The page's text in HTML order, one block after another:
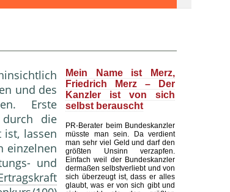
und des
Erste
durch die
ist, lassen
einzelnen
und
Mein Name ist Merz,
Friedrich Merz – Der
Kanzler ist von sich
selbst berauscht
PR-Berater beim Bundeskanzler
müsste man sein. Da verdient
man sehr viel Geld und darf den
größten Unsinn verzapfen.
Einfach weil der Bundeskanzler
dermaßen selbstverliebt und von
sich überzeugt ist, dass er alles
glaubt, was er von sich gibt und